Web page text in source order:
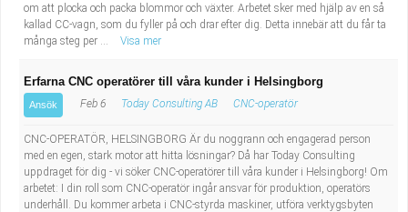
om att plocka och packa blommor och växter. Arbetet sker med hjälp av en så
kallad CC-vagn, som du fyller på och drar efter dig. Detta innebär att du får ta
många steg per ...
Visa mer
Erfarna CNC operatörer till våra kunder i Helsingborg
Ansök Feb 6 Today Consulting AB CNC-operatör
CNC-OPERATÖR, HELSINGBORG Är du noggrann och engagerad person
med en egen, stark motor att hitta lösningar? Då har Today Consulting
uppdraget för dig - vi söker CNC-operatörer till våra kunder i Helsingborg! Om
arbetet: I din roll som CNC-operatör ingår ansvar för produktion, operatörs
underhåll. Du kommer arbeta i CNC-styrda maskiner, utföra verktygsbyten